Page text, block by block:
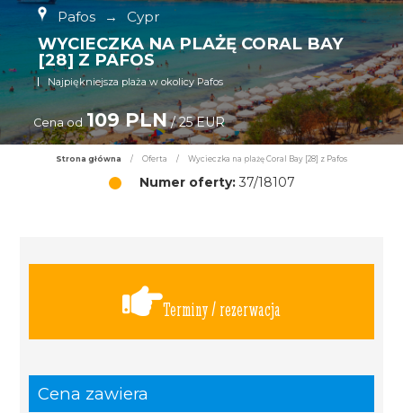
Pafos → Cypr
WYCIECZKA NA PLAŻĘ CORAL BAY
[28] Z PAFOS
Najpiękniejsza plaża w okolicy Pafos
Cena od 109 PLN/ 25 EUR
Strona główna / Oferta / Wycieczka na plażę Coral Bay [28] z Pafos
Numer oferty:37/18107
Terminy / rezerwacja
Cena zawiera